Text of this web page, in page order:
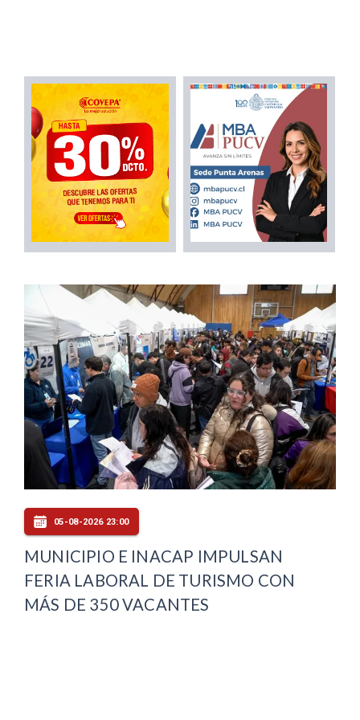
05-08-2026 23:00
MUNICIPIO E INACAP IMPULSAN
FERIA LABORAL DE TURISMO CON
MÁS DE 350 VACANTES